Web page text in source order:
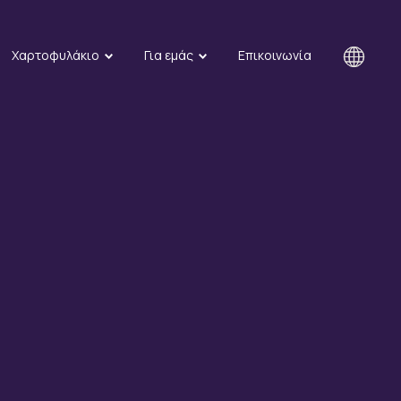
Χαρτοφυλάκιο Για εμάς Επικοινωνία